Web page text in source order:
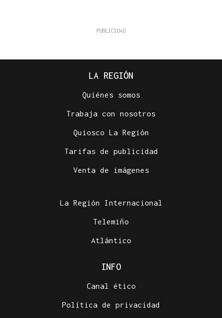
LA REGIÓN
Quiénes somos
Trabaja con nosotros
Quiosco La Región
Tarifas de publicidad
Venta de imágenes
La Región Internacional
Telemiño
Atlántico
INFO
Canal ético
Política de privacidad